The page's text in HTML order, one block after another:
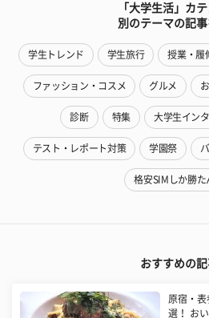
「大学生活」カ
別のテーマの記
学生トレンド 学生旅行 授業・履
ファッション・コスメ グルメ
診断 特集 大学生イン
テスト・レポート対策 学園祭
格安SIMしか勝た
おすすめの
原宿・
選！ お